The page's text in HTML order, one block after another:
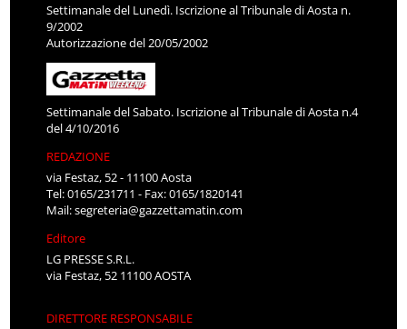
Settimanale del Lunedì. Iscrizione al Tribunale di Aosta n.
9/2002
Autorizzazione del 20/05/2002
Settimanale del Sabato. Iscrizione al Tribunale di Aosta n.4
del 4/10/2016
REDAZIONE
via Festaz, 52 - 11100 Aosta
Tel: 0165/231711 - Fax: 0165/1820141
Mail:segreteria@gazzettamatin.com
Editore
LG PRESSE S.R.L.
via Festaz, 52 11100 AOSTA
DIRETTORE RESPONSABILE